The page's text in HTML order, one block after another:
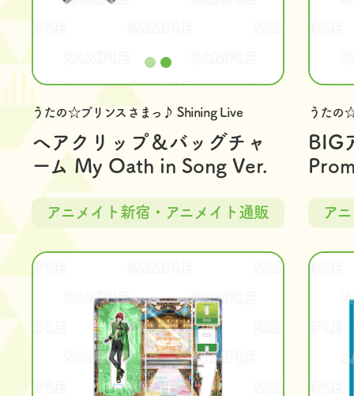
うたの☆プリンスさまっ♪ Shining Live
ヘアクリップ＆バッグチャ
ーム My Oath in Song Ver.
アニメイト新宿・アニメイト通販
うたの
BIG
ア